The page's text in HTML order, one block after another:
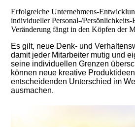
Erfolgreiche Unternehmens-
individueller Personal-/
Veränderung fängt in den Köpfen der
Es gilt, neue Denk- und
damit jeder Mitarbeiter mutig und
seine individuellen Grenzen
können neue kreative
entscheidenden Unterschied im
ausmachen.